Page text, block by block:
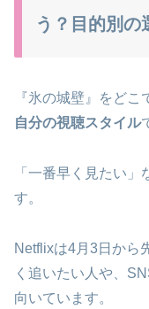
う？目的別の
『氷の城壁』をどこ
自分の視聴スタイル
「一番早く見たい
す。
Netflixは4月3日から
く追いたい人や、
向いています。